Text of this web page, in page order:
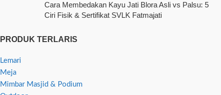
Cara Membedakan Kayu Jati Blora Asli vs Palsu: 5
Ciri Fisik & Sertifikat SVLK Fatmajati
PRODUK TERLARIS
Lemari
Meja
Mimbar Masjid & Podium